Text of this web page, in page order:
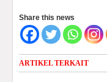
Share this news
ARTIKEL TERKAIT